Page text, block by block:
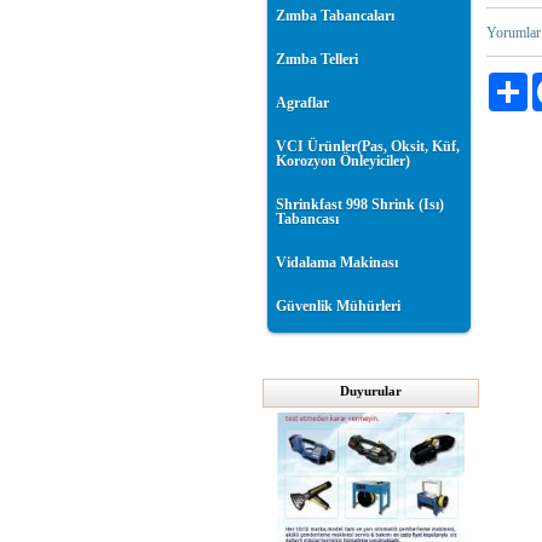
Zımba Tabancaları
Zımba Telleri
Agraflar
VCI Ürünler(Pas, Oksit, Küf,
Korozyon Önleyiciler)
Shrinkfast 998 Shrink (Isı)
Tabancası
Vidalama Makinası
Güvenlik Mühürleri
Duyurular
Yorumlar